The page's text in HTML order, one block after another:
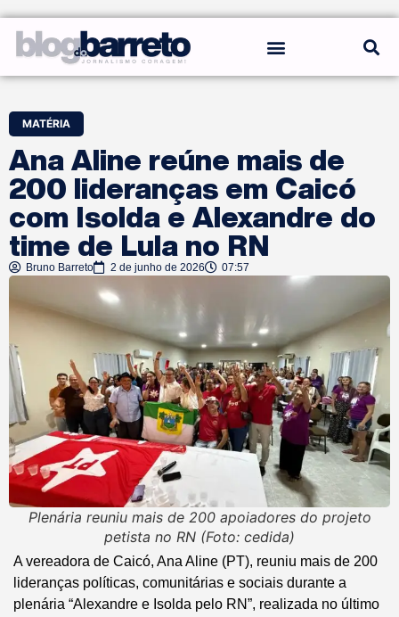
MATÉRIA
Ana Aline reúne mais de
200 lideranças em Caicó
com Isolda e Alexandre do
time de Lula no RN
Bruno Barreto 2 de junho de 2026 07:57
Plenária reuniu mais de 200 apoiadores do projeto
petista no RN (Foto: cedida)
A vereadora de Caicó, Ana Aline (PT), reuniu mais de 200
lideranças políticas, comunitárias e sociais durante a
plenária “Alexandre e Isolda pelo RN”, realizada no último